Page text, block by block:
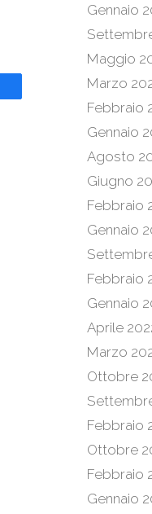
Gennaio
Maggio
Marzo
Febbraio
Gennaio
Agosto
Giugno
Febbraio
Gennaio
Febbraio
Gennaio
Aprile
Marzo
Ottobre
Febbraio
Ottobre
Febbraio
Gennaio